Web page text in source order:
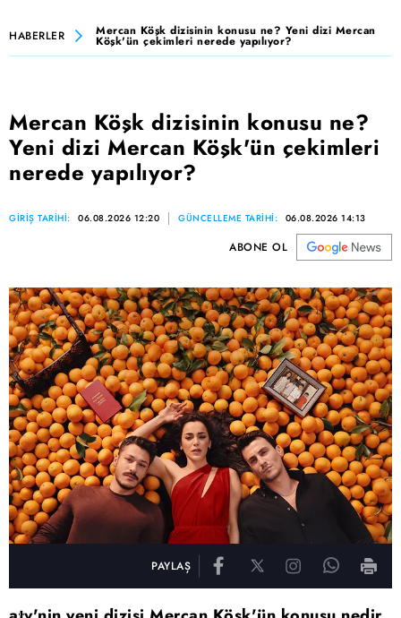
HABERLER Mercan Köşk dizisinin konusu ne? Yeni dizi Mercan
Köşk'ün çekimleri nerede yapılıyor?
Mercan Köşk dizisinin konusu ne?
Yeni dizi Mercan Köşk'ün çekimleri
nerede yapılıyor?
GİRİŞ TARİHİ: 06.08.2026 12:20 GÜNCELLEME TARİHİ: 06.08.2026 14:13
ABONE OL
PAYLAŞ